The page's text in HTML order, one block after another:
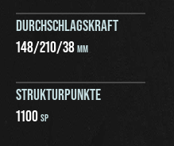
DURCHSCHLAGSKRAFT
148/210/38MM
STRUKTURPUNKTE
1100SP